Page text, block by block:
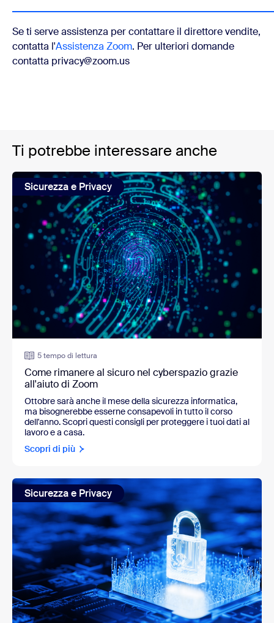
Se ti serve assistenza per contattare il direttore vendite,
contatta l'Assistenza Zoom. Per ulteriori domande
contatta privacy@zoom.us
Ti potrebbe interessare anche
Sicurezza e Privacy
5 tempo di lettura
Come rimanere al sicuro nel cyberspazio grazie
all'aiuto di Zoom
Ottobre sarà anche il mese della sicurezza informatica,
ma bisognerebbe esserne consapevoli in tutto il corso
dell'anno. Scopri questi consigli per proteggere i tuoi dati al
lavoro e a casa.
Scopri di più
Sicurezza e Privacy